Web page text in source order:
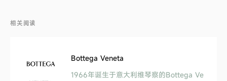
相关阅读
Bottega Veneta
1966年诞生于意大利维琴察的Bottega Ve